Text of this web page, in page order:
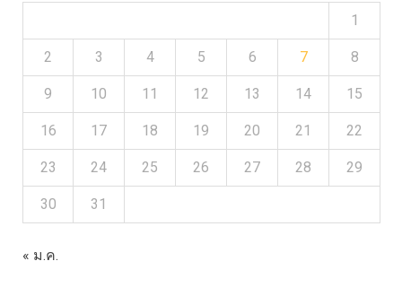
1
2 3 4 5 6 7 8
9 10 11 12 13 14 15
16 17 18 19 20 21 22
23 24 25 26 27 28 29
30 31
« ม.ค.